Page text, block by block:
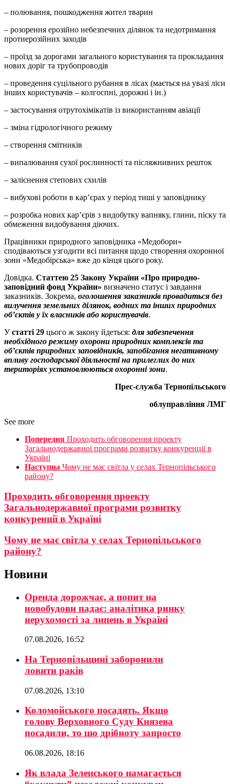
– полювання, пошкодження жител тварин
– розорення ерозійно небезпечних ділянок та недотримання
протиерозійних заходів
– проїзд за дорогами загального користування та прокладання
нових доріг та трубопроводів
– проведення суцільного рубання в лісах (мається на увазі ліси
інших користувачів – колгоспні, дорожні і ін.)
– застосування отрутохімікатів із використанням авіації
– зміна гідрологічного режиму
– створення смітників
– випалювання сухої рослинності та післяжнивних решток
– заліснення степових схилів
– вибухові роботи в кар’єрах у період тиші у заповіднику
– розробка нових кар’єрів з видобутку вапняку, глини, піску та
обмеження видобування діючих.
Працівники природного заповідника «Медобори»
сподіваються узгодити всі питання щодо створення охоронної
зони «Медобірська» вже до кінця цього року.
Довідка. Статтею 25 Закону України «Про природно-
заповідний фонд України» визначено статус і завдання
заказників. Зокрема, оголошення заказників провадиться без
вилучення земельних ділянок, водних та інших природних
об’єктів у їх власників або користувачів.
Устатті 29 цього ж закону йдеться: для забезпечення
необхідного режиму охорони природних комплексів та
об’єктів природних заповідників, запобігання негативному
впливу господарської діяльності на прилеглих до них
територіях установлюються охоронні зони.
Прес-служба Тернопільського
облуправління ЛМГ
See more
Попередня Проходить обговорення проекту
Загальнодержавної програми розвитку конкуренції в
Україні
Наступна Чому не має світла у селах Тернопільського
району?
Проходить обговорення проекту
Загальнодержавної програми розвитку
конкуренції в Україні
Чому не має світла у селах Тернопільського
району?
Новини
Оренда дорожчає, а попит на
новобудови падає: аналітика ринку
нерухомості за липень в Україні
07.08.2026, 16:52
На Тернопільщині заборонили
ловити раків
07.08.2026, 13:10
Коломойського посадять. Якщо
голову Верховного Суду Князева
посадили, то цю дрібноту запросто
06.08.2026, 18:16
Як влада Зеленського намагається